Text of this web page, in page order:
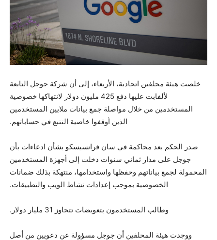
خلصت هيئة محلفين اتحادية، الأربعاء، إلى أن شركة جوجل التابعة
لألفابت عليها دفع 425 مليون دولار لانتهاكها خصوصية
المستخدمين من خلال مواصلة جمع بيانات ملايين المستخدمين
الذين أوقفوا خاصية التتبع في حساباتهم.
صدر الحكم بعد محاكمة في سان فرانسيسكو بشأن ادعاءات بأن
جوجل على مدار ثماني سنوات دخلت إلى أجهزة المستخدمين
المحمولة لجمع بياناتهم وحفظها واستخدامها، منتهكة بذلك ضمانات
الخصوصية بموجب إعدادات نشاط الويب والتطبيقات.
وطالب المستخدمون بتعويضات تتجاوز 31 مليار دولار.
ووجدت هيئة المحلفين أن جوجل مسؤولة عن دعويين من أصل